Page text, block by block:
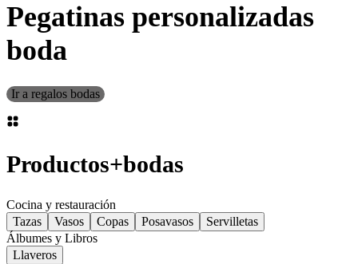
Pegatinas personalizadas
boda
Ir a regalos bodas
Productos+bodas
Cocina y restauración
Tazas
Vasos Copas Posavasos
Servilletas
Álbumes y Libros
Llaveros